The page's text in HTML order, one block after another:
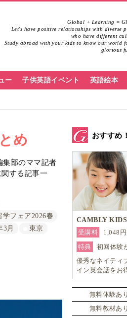
Global + Learning =
Let's have positive relationships with diverse
who have different
Study abroad with your kids to know our world
glorious
ー 子供英語イベント 英語絵本
め
集部のママ記者
関する記事一
学フェア2026春
3月
東京
おすすめ
CAMBLY KIDS
受講料
1,048
特典
初回体験
優秀なネイティ
イン英会話をお
無料体験あり
無料教材あり